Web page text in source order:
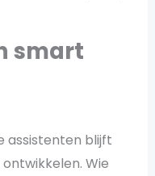
smart
assistenten blijft
Wie